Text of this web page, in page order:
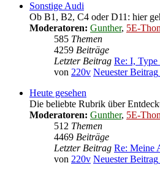
Sonstige Audi
Ob B1, B2, C4 oder D11: hier
Moderatoren: Gunther, 5E-
585 Themen
4259 Beiträge
Letzter Beitrag Re: I, Type
von 220v Neuester Beitrag
Heute gesehen
Die beliebte Rubrik über
Moderatoren: Gunther, 5E-
512 Themen
4469 Beiträge
Letzter Beitrag Re: Meine
von 220v Neuester Beitrag